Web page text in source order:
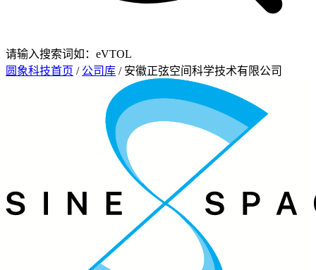
请输入搜索词如：eVTOL
圆象科技首页 / 公司库 / 安徽正弦空间科学技术有限公司